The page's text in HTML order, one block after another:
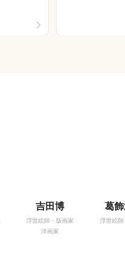
吉田博
浮世絵師・版画家
洋画家
葛
浮世絵